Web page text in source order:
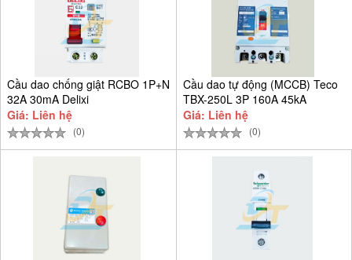
Cầu dao chống giật RCBO 1P+N
32A 30mA Delixi
CDB6LESi1C32
Giá: Liên hệ
(0)
Cầu dao tự động (MCCB) Teco
TBX-250L 3P 160A 45kA
Giá: Liên hệ
(0)